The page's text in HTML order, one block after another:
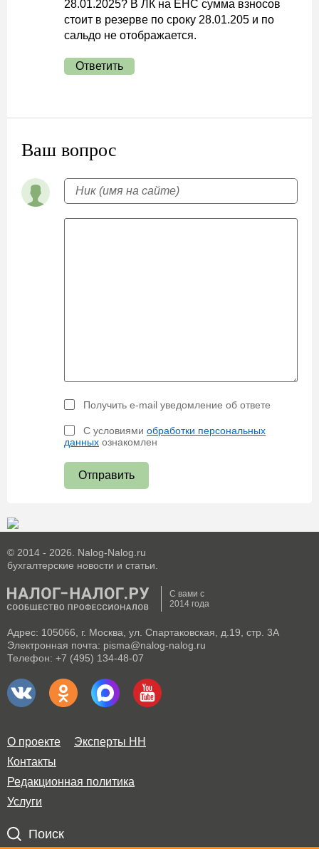
28.01.2025? В ЛК на ЕНС сумма взносов
стоит в резерве по сроку 28.01.205 и по
сальдо не отображается.
Ответить
Ваш вопрос
Получить e-mail уведомление об ответе
С условиями обработки персональных
данных ознакомлен
Отправить
© 2014 - 2026. Nalog-Nalog.ru
бухгалтерские новости и статьи.
С вами с
2014 года
Адрес: 105066, г. Москва, ул. Спартаковская, д.19, стр. 3А
Электронная почта: pisma@nalog-nalog.ru
Телефон: +7 (495) 134-48-07
О проекте
Эксперты НН
Контакты
Редакционная политика
Услуги
Поиск